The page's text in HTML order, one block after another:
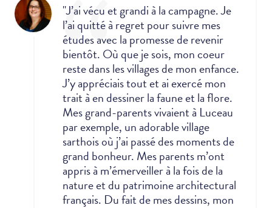
"J’ai vécu et grandi à la campagne. Je
l’ai quitté à regret pour suivre mes
études avec la promesse de revenir
bientôt. Où que je sois, mon coeur
reste dans les villages de mon enfance.
J’y appréciais tout et ai exercé mon
trait à en dessiner la faune et la flore.
Mes grand-parents vivaient à Luceau
par exemple, un adorable village
sarthois où j’ai passé des moments de
grand bonheur. Mes parents m’ont
appris à m’émerveiller à la fois de la
nature et du patrimoine architectural
français. Du fait de mes dessins, mon